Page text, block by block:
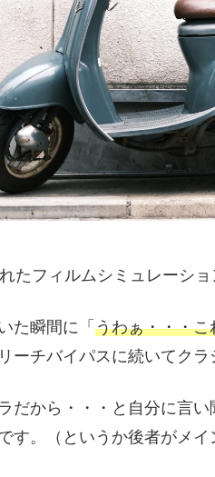
たフィルムシミュレーショ
た瞬間に「 うわぁ・・・
ーチバイパスに続いてクラ
だから・・・と自分に言
す。（というか後者がメ